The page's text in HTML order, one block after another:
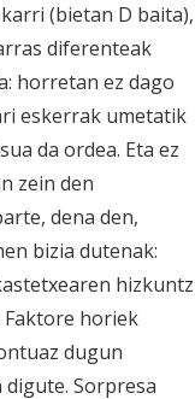
(bietan D baita),
diferenteak
horretan ez dago
eskerrak umetatik
da ordea. Eta ez
zein den
dena den,
bizia dutenak:
hizkuntz
Faktore horiek
dugun
Sorpresa